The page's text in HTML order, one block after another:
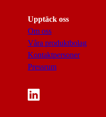
Upptäck oss
Om oss
Våra produktbolag
Kontaktpersoner
Pressrum